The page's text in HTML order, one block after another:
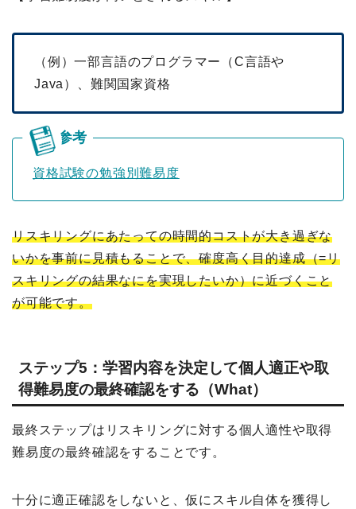
（例）一部言語のプログラマー（C言語や
Java）、難関国家資格
資格試験の勉強別難易度
リスキリングにあたっての時間的コストが大き過ぎな
いかを事前に見積もることで、確度高く目的達成（=リ
スキリングの結果なにを実現したいか）に近づくこと
が可能です。
ステップ5：学習内容を決定して個人適正や取
得難易度の最終確認をする（What）
最終ステップはリスキリングに対する個人適性や取得
難易度の最終確認をすることです。
十分に適正確認をしないと、仮にスキル自体を獲得し